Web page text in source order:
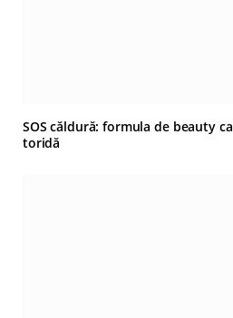
SOS căldură: formula de beauty
toridă